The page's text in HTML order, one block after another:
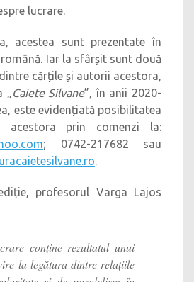
lucrare.
acestea sunt prezentate în
Iar la sfârșit sunt două
cărțile și autorii acestora,
„Caiete Silvane”, în anii 2020-
este evidențiată posibilitatea
acestora prin comenzi la:
; 0742-217682 sau
.
profesorul Varga Lajos
conține rezultatul unui
la legătura dintre relațiile